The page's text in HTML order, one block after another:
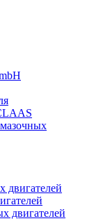
двигателей
двигателей